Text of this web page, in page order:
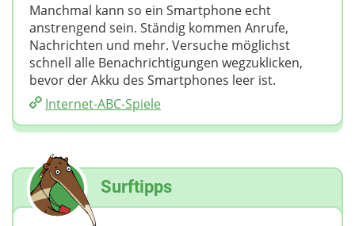
Manchmal kann so ein Smartphone echt
anstrengend sein. Ständig kommen Anrufe,
Nachrichten und mehr. Versuche möglichst
schnell alle Benachrichtigungen wegzuklicken,
bevor der Akku des Smartphones leer ist.
Internet-ABC-Spiele
Surftipps